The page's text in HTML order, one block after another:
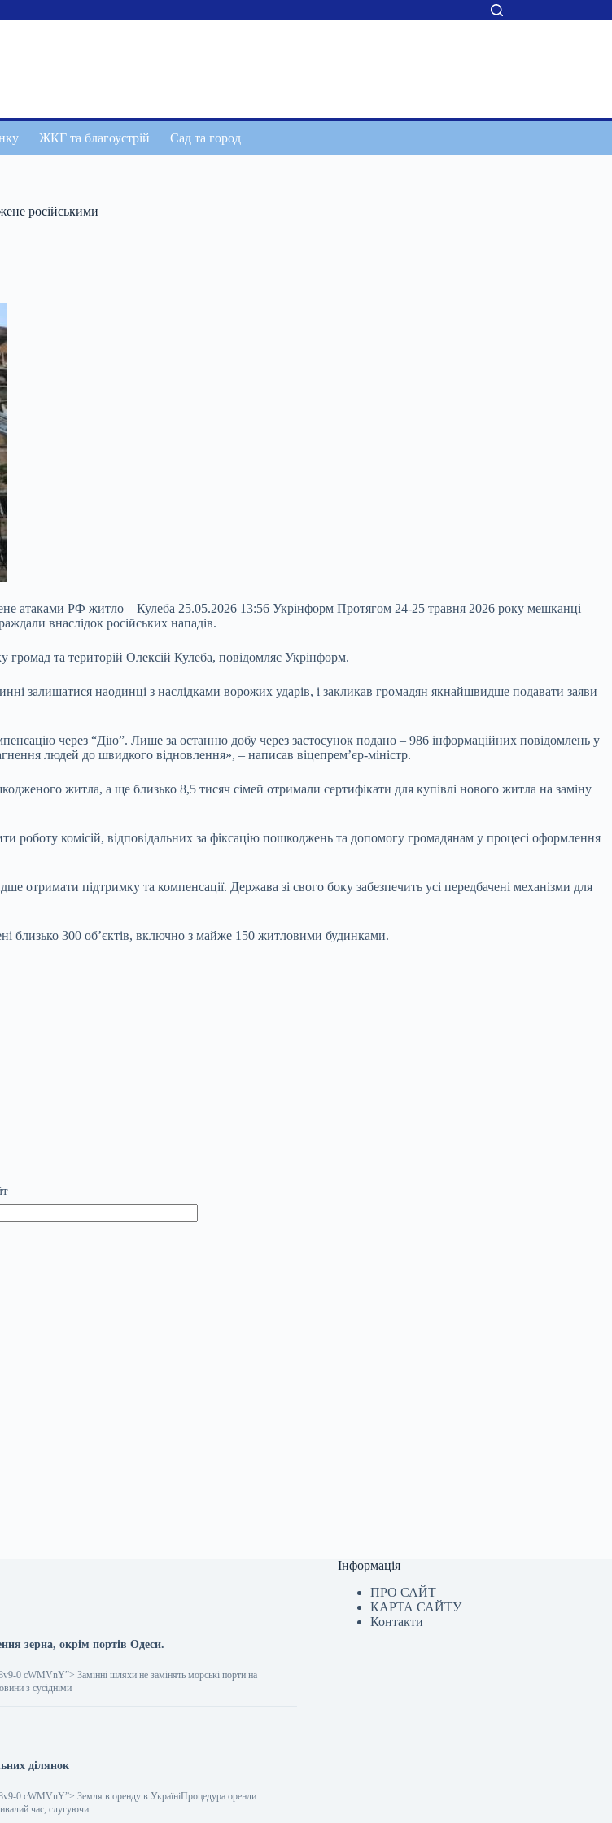
ЖКГ та благоустрій Сад та город
російськими
атаками РФ житло – Кулеба 25.05.2026 13:56 Укрінформ Протягом 24-25 травня 2026 року мешканці
внаслідок російських нападів.
громад та територій Олексій Кулеба, повідомляє Укрінформ.
залишатися наодинці з наслідками ворожих ударів, і закликав громадян якнайшвидше подавати заяви
через “Дію”. Лише за останню добу через застосунок подано – 986 інформаційних повідомлень у
людей до швидкого відновлення», – написав віцепрем’єр-міністр.
житла, а ще близько 8,5 тисяч сімей отримали сертифікати для купівлі нового житла на заміну
роботу комісій, відповідальних за фіксацію пошкоджень та допомогу громадянам у процесі оформлення
підтримку та компенсації. Держава зі свого боку забезпечить усі передбачені механізми для
близько 300 об’єктів, включно з майже 150 житловими будинками.
зерна, окрім портів Одеси.
0 cWMVnY”> Замінні шляхи не замінять морські порти на
з сусідніми
ділянок
0 cWMVnY”> Земля в оренду в УкраїніПроцедура оренди
час, слугуючи
Інформація
ПРО САЙТ
КАРТА САЙТУ
Контакти